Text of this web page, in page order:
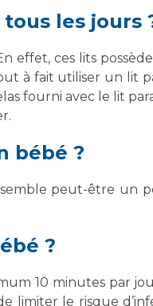
les jours
effet, ces lits
à fait utiliser un lit
fourni avec le lit
bébé ?
peut-être un
?
10 minutes par
limiter le risque